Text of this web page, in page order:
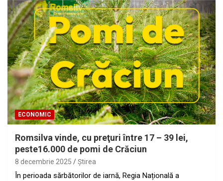
ECONOMIC
Romsilva vinde, cu preţuri între 17 – 39 lei,
peste16.000 de pomi de Crăciun
8 decembrie 2025 Ştirea
În perioada sărbătorilor de iarnă, Regia Națională a